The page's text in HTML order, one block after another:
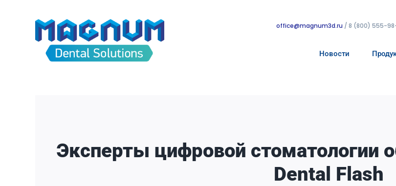
office@magnum3d.ru / 8 (800) 555-
Новости
Эксперты цифровой стоматологии
Dental Flash